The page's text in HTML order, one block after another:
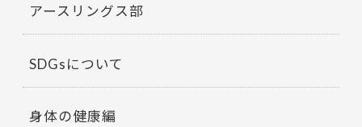
アースリングス部
SDGsについて
身体の健康編